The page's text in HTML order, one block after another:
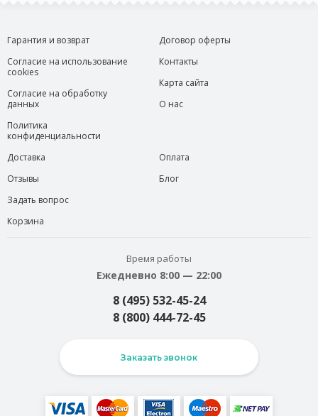
Гарантия и возврат
Согласие на использование
cookies
Согласие на обработку
данных
Политика
конфиденциальности
Договор оферты
Контакты
Карта сайта
О нас
Доставка
Отзывы
Задать вопрос
Корзина
Оплата
Блог
Время работы
Ежедневно 8:00 — 22:00
8 (495) 532-45-24
8 (800) 444-72-45
Заказать звонок